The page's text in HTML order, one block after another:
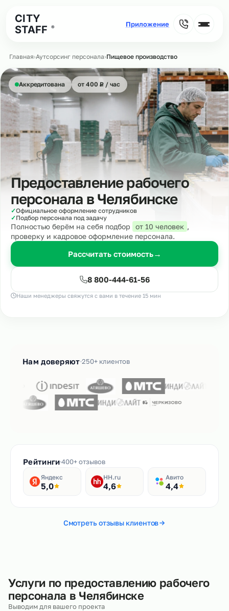
CITY
STAFF
®
Главная›Аутсорсинг персонала›Пищевое производство
Аккредитована от 400 ₽
Р/ час
Предоставление рабочего
персонала в Челябинске
✓Официальное оформление сотрудников
✓Подбор персонала под задачу
Полностью берём на себя подбор от 10 человек ,
проверку и кадровое оформление персонала.
Рассчитать стоимость→
8 800-444-61-56
Наши менеджеры свяжутся с вами в течение 15 мин
Нам доверяют 250+ клиентов
Рейтинги400+ отзывов
Яндекс
5,0
HH.ru
4,6
Авито
4,4
Смотреть отзывы клиентов
Услуги по предоставлению рабочего
персонала в Челябинске
Выводим для вашего проекта